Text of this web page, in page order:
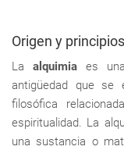
Origen y
Laalquimia es
antigüedad que se
filosófica
espiritualidad. La
una sustancia o